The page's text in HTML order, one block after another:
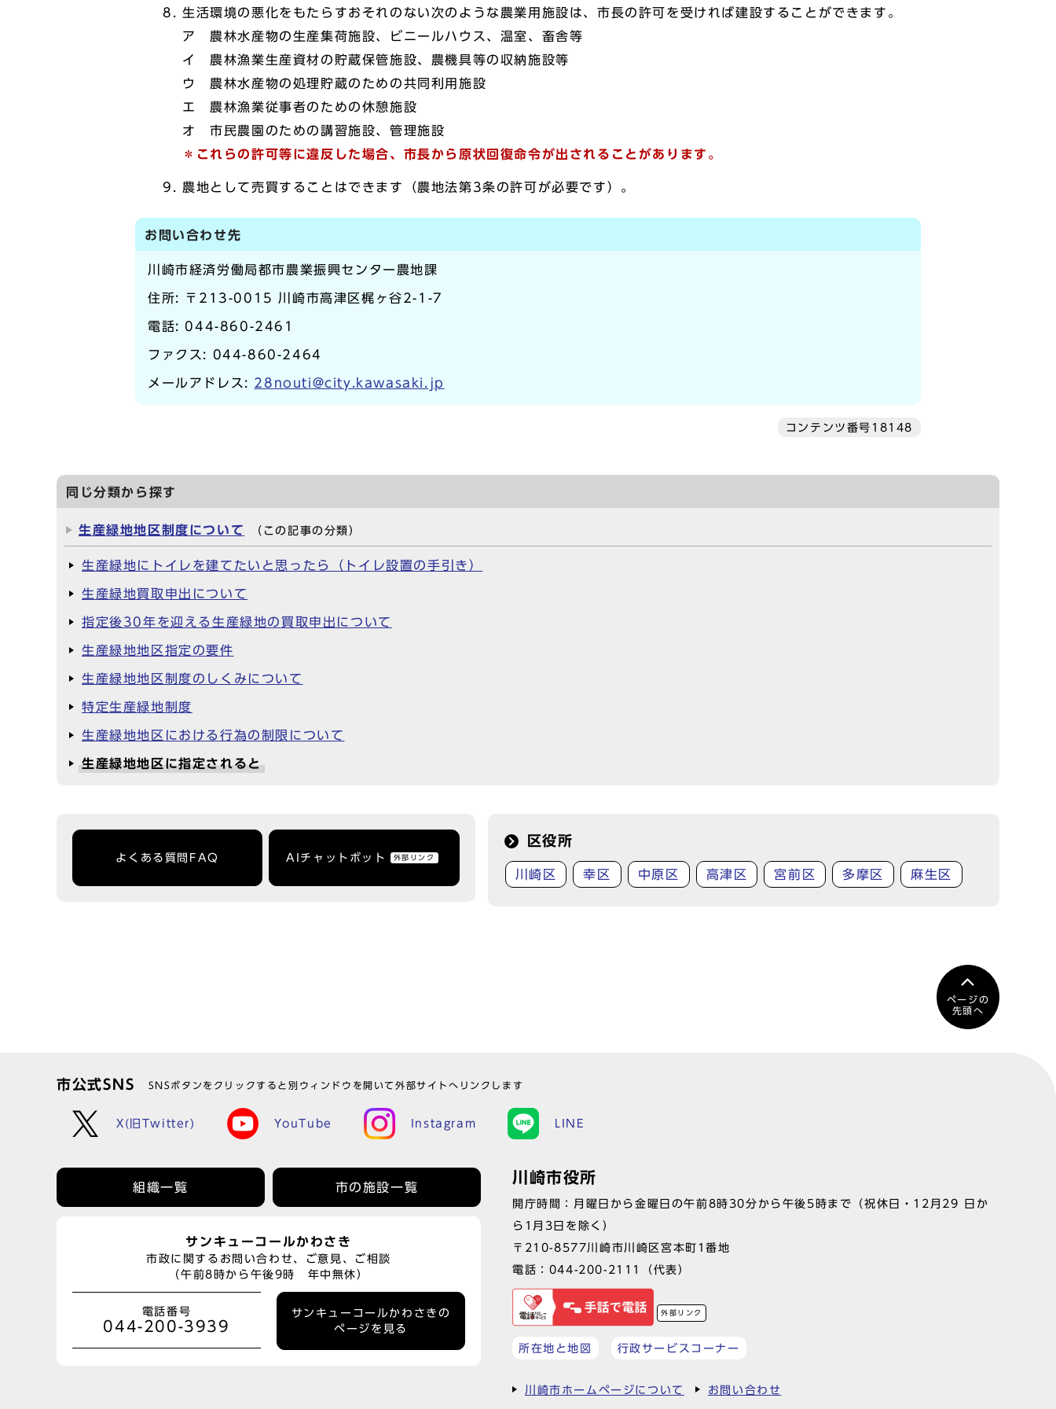
生活環境の悪化をもたらすおそれのない次のような農業用施設は、市長の許可を受ければ建設することができます。
ア 農林水産物の生産集荷施設、ビニールハウス、温室、畜舎等
イ 農林漁業生産資材の貯蔵保管施設、農機具等の収納施設等
ウ 農林水産物の処理貯蔵のための共同利用施設
エ 農林漁業従事者のための休憩施設
オ 市民農園のための講習施設、管理施設
＊これらの許可等に違反した場合、市長から原状回復命令が出されることがあります。
農地として売買することはできます（農地法第3条の許可が必要です）。
お問い合わせ先
川崎市経済労働局都市農業振興センター農地課
住所: 〒213-0015 川崎市高津区梶ヶ谷2-1-7
電話: 044-860-2461
ファクス: 044-860-2464
メールアドレス: 28nouti@city.kawasaki.jp
コンテンツ番号18148
同じ分類から探す
生産緑地地区制度について （この記事の分類）
生産緑地にトイレを建てたいと思ったら（トイレ設置の手引き）
生産緑地買取申出について
指定後30年を迎える生産緑地の買取申出について
生産緑地地区指定の要件
生産緑地地区制度のしくみについて
特定生産緑地制度
生産緑地地区における行為の制限について
生産緑地地区に指定されると
よくある質問FAQ AIチャットボット 外部リンク
区役所
川崎区 幸区 中原区 高津区 宮前区 多摩区 麻生区
ページの
先頭へ
市公式SNS SNSボタンをクリックすると別ウィンドウを開いて外部サイトへリンクします
X(旧Twitter) YouTube Instagram LINE
組織一覧 市の施設一覧
サンキューコールかわさき
市政に関するお問い合わせ、ご意見、ご相談
（午前8時から午後9時 年中無休）
電話番号
044-200-3939
サンキューコールかわさきの
ページを見る
川崎市役所
開庁時間：月曜日から金曜日の午前8時30分から午後5時まで（祝休日・12月29 日か
ら1月3日を除く）
〒210-8577川崎市川崎区宮本町1番地
電話： 044-200-2111 （代表）
外部リンク
所在地と地図 行政サービスコーナー
川崎市ホームページについて お問い合わせ